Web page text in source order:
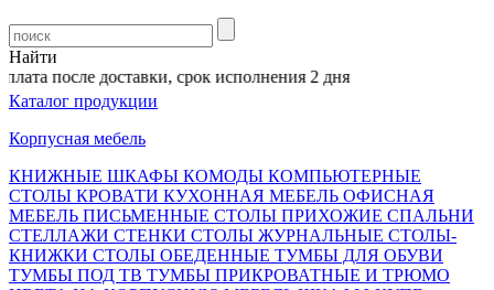
Найти
после доставки, срок исполнения 2 дня
Каталог продукции
Корпусная мебель
КНИЖНЫЕ ШКАФЫ КОМОДЫ КОМПЬЮТЕРНЫЕ
СТОЛЫ КРОВАТИ КУХОННАЯ МЕБЕЛЬ ОФИСНАЯ
МЕБЕЛЬ ПИСЬМЕННЫЕ СТОЛЫ ПРИХОЖИЕ СПАЛЬНИ
СТЕЛЛАЖИ СТЕНКИ СТОЛЫ ЖУРНАЛЬНЫЕ СТОЛЫ-
КНИЖКИ СТОЛЫ ОБЕДЕННЫЕ ТУМБЫ ДЛЯ ОБУВИ
ТУМБЫ ПОД ТВ ТУМБЫ ПРИКРОВАТНЫЕ И ТРЮМО